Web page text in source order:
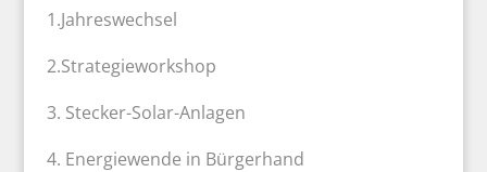
1.Jahreswechsel
2.Strategieworkshop
3. Stecker-Solar-Anlagen
4. Energiewende in Bürgerhand